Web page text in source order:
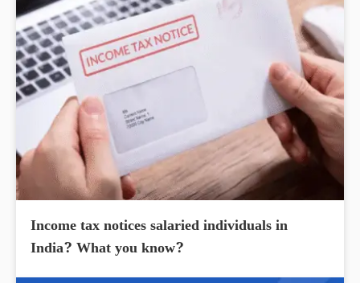
Income tax notices salaried individuals in
India? What you know?